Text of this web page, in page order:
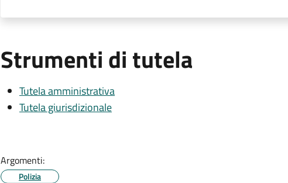
Strumenti di tutela
Tutela amministrativa
Tutela giurisdizionale
Argomenti:
Polizia